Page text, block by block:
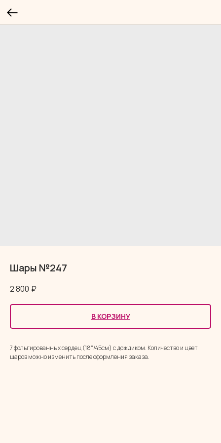
Шары №247
2 800 ₽
В КОРЗИНУ
7 фольгированных сердец (18"/45см) с дождиком. Количество и цвет
шаров можно изменить после оформления заказа.